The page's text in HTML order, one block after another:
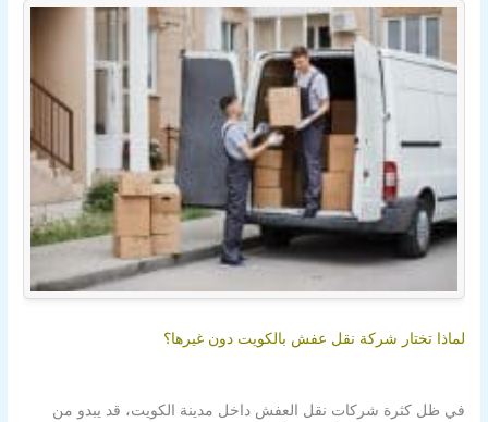
لماذا تختار ‌شركة نقل عفش بالكويتدون غيرها؟
في ظل كثرة شركات نقل العفش داخل مدينة الكويت، قد يبدو من